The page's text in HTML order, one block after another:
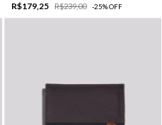
R$179,25
R$239,00 -25%OFF